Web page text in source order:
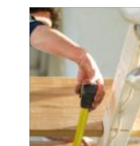
kun optimalt, hvis
asfalten er lagt korrekt
og kørt ud på den rigtige
måde. Mange tænker
mest på selve asfalten,
men asfaltkø...